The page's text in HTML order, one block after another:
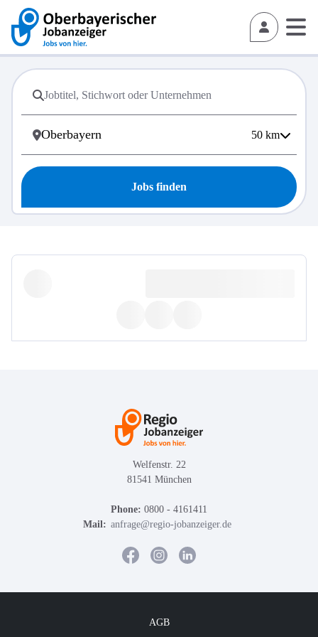
50 km
Jobs finden
Welfenstr. 22
81541 München
Phone: 0800 - 4161411
Mail: anfrage@regio-jobanzeiger.de
AGB